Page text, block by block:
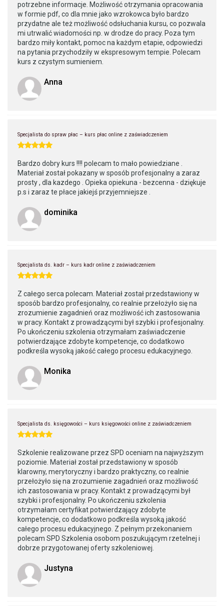
potrzebne informacje. Możliwość otrzymania opracowania
w formie pdf, co dla mnie jako wzrokowca było bardzo
przydatne ale też możliwość odsłuchania kursu, co pozwala
mi utrwalić wiadomości np. w drodze do pracy. Poza tym
bardzo miły kontakt, pomoc na każdym etapie, odpowiedzi
na pytania przychodziły w ekspresowym tempie. Polecam
kurs z czystym sumieniem.
Anna
Specjalista do spraw płac – kurs płac online z zaświadczeniem
Bardzo dobry kurs !!!! polecam to mało powiedziane .
Materiał został pokazany w sposób profesjonalny a zaraz
prosty , dla kazdego . Opieka opiekuna - bezcenna - dziękuje
p.s i zaraz te płace jakiejś przyjemniejsze .
dominika
Specjalista ds. kadr – kurs kadr online z zaświadczeniem
Z całego serca polecam. Materiał został przedstawiony w
sposób bardzo profesjonalny, co realnie przełożyło się na
zrozumienie zagadnień oraz możliwość ich zastosowania
w pracy. Kontakt z prowadzącymi był szybki i profesjonalny.
Po ukończeniu szkolenia otrzymałam zaświadczenie
potwierdzające zdobyte kompetencje, co dodatkowo
podkreśla wysoką jakość całego procesu edukacyjnego.
Monika
Specjalista ds. księgowości – kurs księgowości online z zaświadczeniem
Szkolenie realizowane przez SPD oceniam na najwyższym
poziomie. Materiał został przedstawiony w sposób
klarowny, merytoryczny i bardzo praktyczny, co realnie
przełożyło się na zrozumienie zagadnień oraz możliwość
ich zastosowania w pracy. Kontakt z prowadzącymi był
szybki i profesjonalny. Po ukończeniu szkolenia
otrzymałam certyfikat potwierdzający zdobyte
kompetencje, co dodatkowo podkreśla wysoką jakość
całego procesu edukacyjnego. Z pełnym przekonaniem
polecam SPD Szkolenia osobom poszukującym rzetelnej i
dobrze przygotowanej oferty szkoleniowej.
Justyna